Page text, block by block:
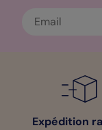
Expédition